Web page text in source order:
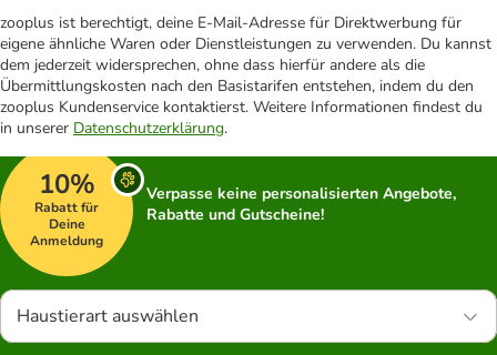
zooplus ist berechtigt, deine E-Mail-Adresse für Direktwerbung für
eigene ähnliche Waren oder Dienstleistungen zu verwenden. Du kannst
dem jederzeit widersprechen, ohne dass hierfür andere als die
Übermittlungskosten nach den Basistarifen entstehen, indem du den
zooplus Kundenservice kontaktierst. Weitere Informationen findest du
in unserer Datenschutzerklärung.
10%
Rabatt für
Deine
Anmeldung
Verpasse keine personalisierten Angebote,
Rabatte und Gutscheine!
Haustierart auswählen